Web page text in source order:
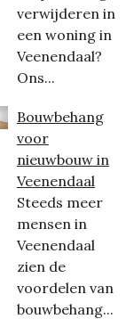
verwijderen in
een woning in
Veenendaal?
Ons...
Bouwbehang
voor
nieuwbouw in
Veenendaal
Steeds meer
mensen in
Veenendaal
zien de
voordelen van
bouwbehang...